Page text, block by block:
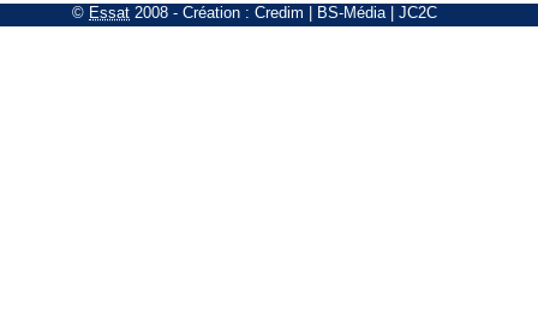
© Essat 2008 - Création : Credim BS-Média| JC2C